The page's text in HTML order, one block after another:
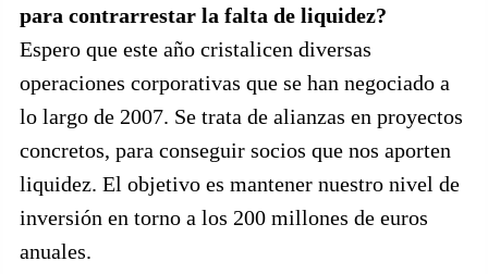
para contrarrestar la falta de liquidez?
Espero que este año cristalicen diversas
operaciones corporativas que se han negociado a
lo largo de 2007. Se trata de alianzas en proyectos
concretos, para conseguir socios que nos aporten
liquidez. El objetivo es mantener nuestro nivel de
inversión en torno a los 200 millones de euros
anuales.